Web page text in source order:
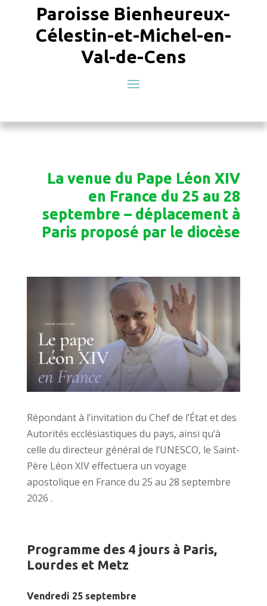
Paroisse Bienheureux-
Célestin-et-Michel-en-
Val-de-Cens
La venue du Pape Léon XIV
en France du 25 au 28
septembre – déplacement à
Paris proposé par le diocèse
Répondant à l’invitation du Chef de l’État et des
Autorités ecclésiastiques du pays, ainsi qu’à
celle du directeur général de l’UNESCO, le Saint-
Père Léon XIV effectuera un voyage
apostolique en France du 25 au 28 septembre
2026 .
Programme des 4 jours à Paris,
Lourdes et Metz
Vendredi 25 septembre